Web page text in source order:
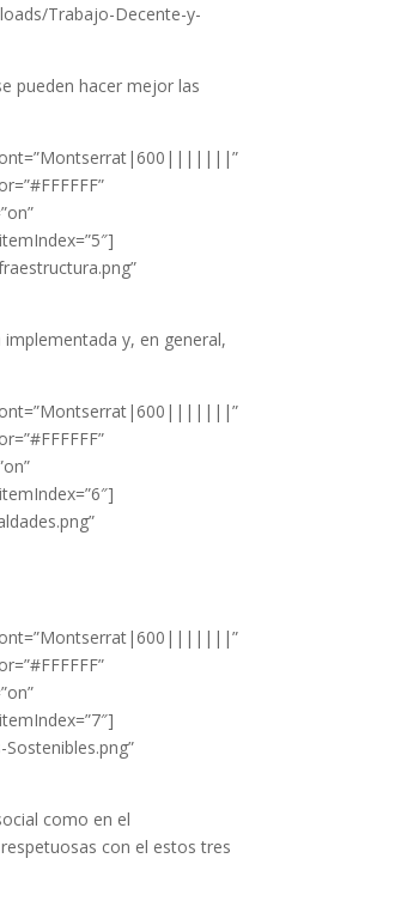
Trabajo-Decente-y-
pueden hacer mejor las
y, en general,
como en el
con el estos tres